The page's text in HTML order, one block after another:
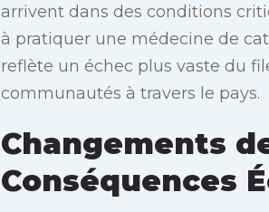
arrivent dans des conditions
à pratiquer une médecine de
reflète un échec plus vaste du
communautés à travers le pays.
Changements
Conséquences